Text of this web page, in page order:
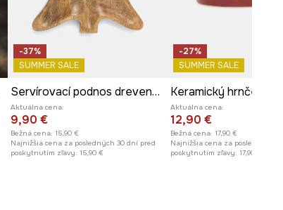
-37%
SUMMER SALE
Servírovací podnos drevený - vianočný stromček
Aktuálna cena:
9,90 €
Bežná cena: 15,90 €
Najnižšia cena za posledných 30 dní pred
poskytnutím zľavy: 15,90 €
-27%
SUMMER SALE
Aktuálna cena:
12,90 €
Bežná cena: 17,90 €
Najnižšia cena za posledných
poskytnutím zľavy: 17,90 €